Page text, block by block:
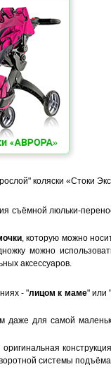
коляски «Стоки
съёмной люльки-
, которую можно
можно
аксессуаров.
- "лицом к маме" или
для самой
системы подъёма